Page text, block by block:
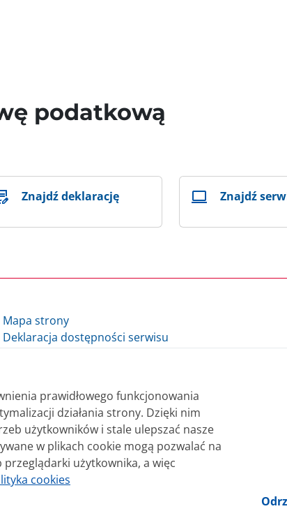
podatkową
Znajdź deklarację Znajdź
Mapa strony
Deklaracja dostępności serwisu
Polityka cookie
Klauzula informacyjna Szefa Krajowej Administracji
podatki.gov.pl - archiwum
bezpłatnie. Korzystanie z treści opublikowanych
Finansów. Treści znaczone w serwisie
na licencji Creative Commons Uznanie
prawidłowego funkcjonowania
działania strony. Dzięki nim
użytkowników i stale ulepszać nasze
w plikach cookie mogą pozwalać na
użytkownika, a więc
cookies